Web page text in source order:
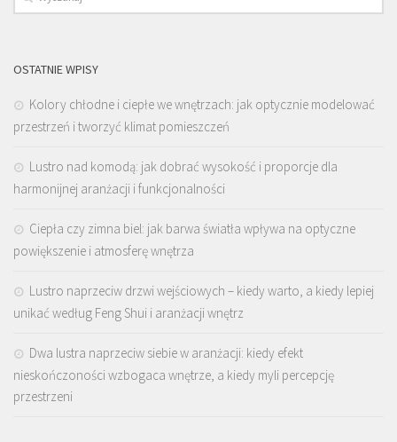
OSTATNIE WPISY
Kolory chłodne i ciepłe we wnętrzach: jak optycznie modelować
przestrzeń i tworzyć klimat pomieszczeń
Lustro nad komodą: jak dobrać wysokość i proporcje dla
harmonijnej aranżacji i funkcjonalności
Ciepła czy zimna biel: jak barwa światła wpływa na optyczne
powiększenie i atmosferę wnętrza
Lustro naprzeciw drzwi wejściowych – kiedy warto, a kiedy lepiej
unikać według Feng Shui i aranżacji wnętrz
Dwa lustra naprzeciw siebie w aranżacji: kiedy efekt
nieskończoności wzbogaca wnętrze, a kiedy myli percepcję
przestrzeni